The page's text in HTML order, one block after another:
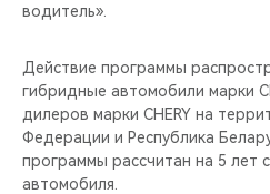
водитель».
Действие программы
гибридные автомобили марки
дилеров марки CHERY на
Федерации и Республика
программы рассчитан на 5 лет
автомобиля.